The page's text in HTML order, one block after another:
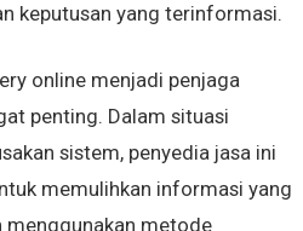
keputusan yang terinformasi.
online menjadi penjaga
penting. Dalam situasi
sistem, penyedia jasa ini
memulihkan informasi yang
menggunakan metode